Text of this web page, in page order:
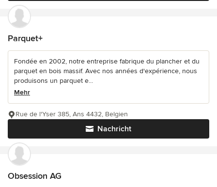
Parquet+
Fondée en 2002, notre entreprise fabrique du plancher et du
parquet en bois massif. Avec nos années d'expérience, nous
produisons un parquet e...
Mehr
Nachricht
Rue de l'Yser 385, Ans 4432, Belgien
Obsession AG